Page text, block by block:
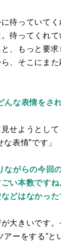
に待っていて
待ってくれて
、もっと要
、そこにま
な表情をさ
見せようとし
表情”です」
がらの今回
い本数です
どはなかった
が大きいです
アーをする”と